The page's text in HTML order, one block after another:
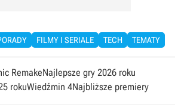
FILMY I SERIALE TECH TEMATY
RemakeNajlepsze gry 2026 roku
rokuWiedźmin 4Najbliższe premiery